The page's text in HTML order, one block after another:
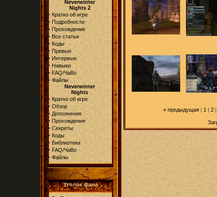
Neverwinter
Nights 2
· Кратко об игре
· Подробности
· Прохождение
· Все статьи
· Коды
· Превью
· Интервью
· Навыки
· FAQ/ЧаВо
· Файлы
Neverwinter
Nights
· Кратко об игре
· Обзор
· Дополнения
· Прохождения
· Секреты
· Коды
· Библиотека
· FAQ/ЧаВо
· Файлы
Уголок фана
«предыдущая| 1 | 2